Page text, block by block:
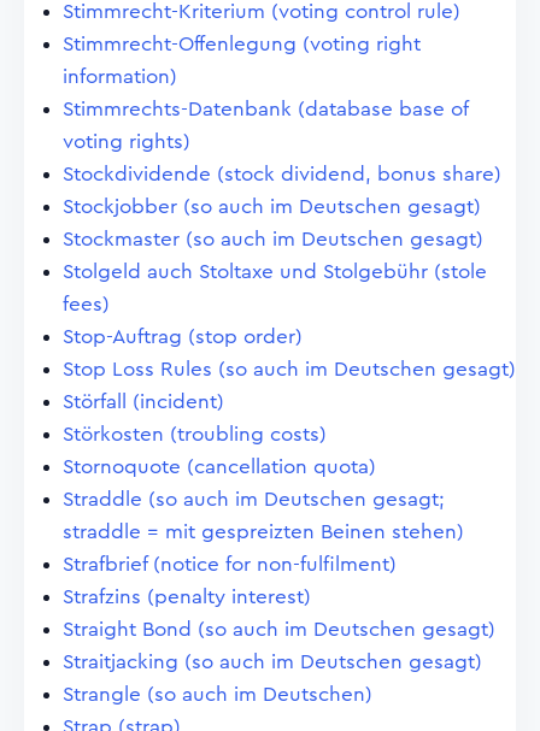
Stimmrecht-Kriterium (voting control rule)
Stimmrecht-Offenlegung (voting right
information)
Stimmrechts-Datenbank (database base of
voting rights)
Stockdividende (stock dividend, bonus share)
Stockjobber (so auch im Deutschen gesagt)
Stockmaster (so auch im Deutschen gesagt)
Stolgeld auch Stoltaxe und Stolgebühr (stole
fees)
Stop-Auftrag (stop order)
Stop Loss Rules (so auch im Deutschen gesagt)
Störfall (incident)
Störkosten (troubling costs)
Stornoquote (cancellation quota)
Straddle (so auch im Deutschen gesagt;
straddle = mit gespreizten Beinen stehen)
Strafbrief (notice for non-fulfilment)
Strafzins (penalty interest)
Straight Bond (so auch im Deutschen gesagt)
Straitjacking (so auch im Deutschen gesagt)
Strangle (so auch im Deutschen)
Strap (strap)